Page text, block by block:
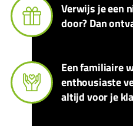
Verwijs je een
door? Dan
Een familiaire
enthousiaste
altijd voor je